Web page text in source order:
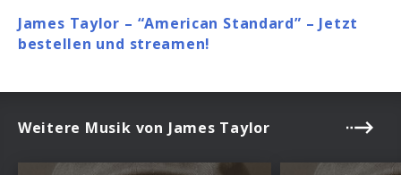
James Taylor – “American Standard” – Jetzt
bestellen und streamen!
Weitere Musik von James Taylor